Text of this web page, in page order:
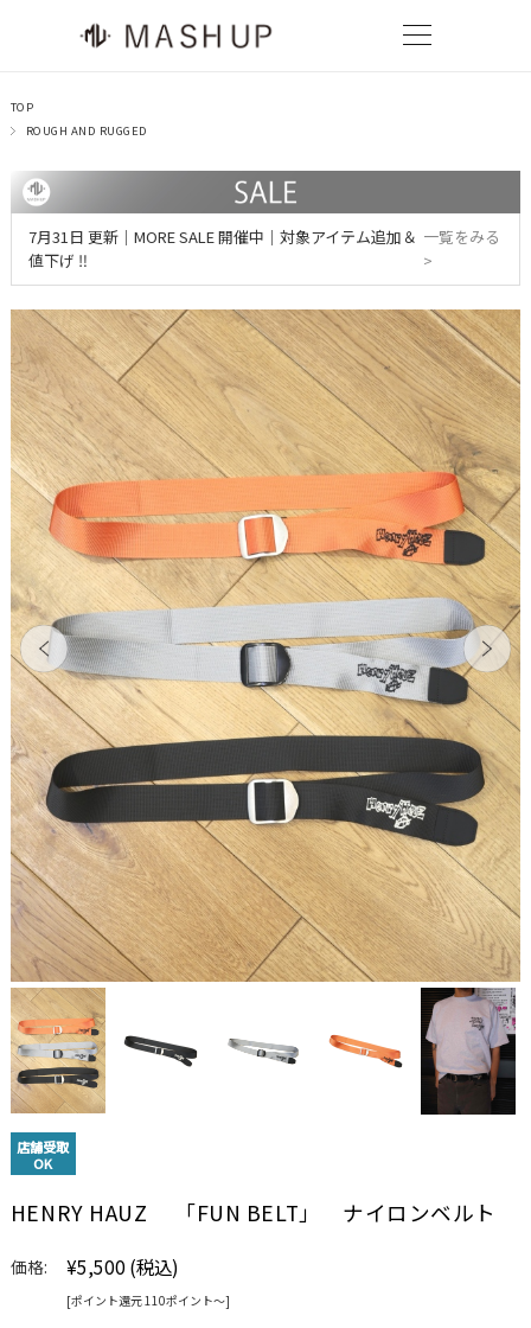
TOP
ROUGH AND RUGGED
7月31日 更新｜MORE SALE 開催中｜対象アイテム追加＆
値下げ ‼
一覧をみる
>
店舗受取
OK
HENRY HAUZ 「FUN BELT」 ナイロンベルト
価格: ¥5,500 (税込)
[ポイント還元 110ポイント〜]